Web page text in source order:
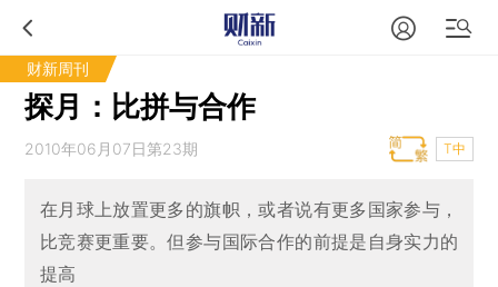
财新周刊
探月：比拼与合作
2010年06月07日第23期 T中
在月球上放置更多的旗帜，或者说有更多国家参与，
比竞赛更重要。但参与国际合作的前提是自身实力的
提高